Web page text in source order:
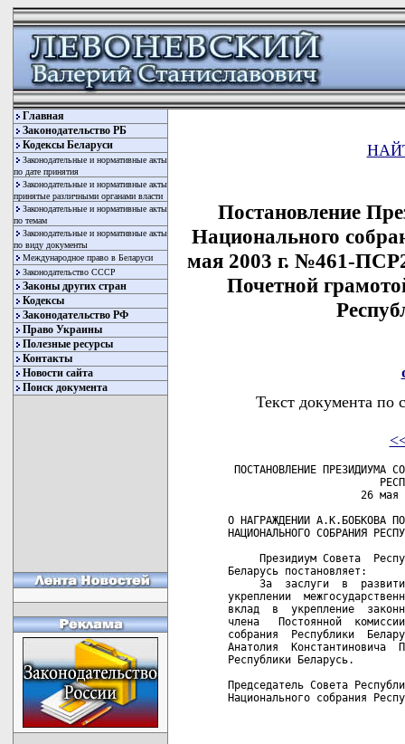
Главная
Законодательство РБ
Кодексы Беларуси
Законодательные и нормативные акты
по дате принятия
Законодательные и нормативные акты
принятые различными органами власти
Законодательные и нормативные акты
по темам
Законодательные и нормативные акты
по виду документы
Международное право в Беларуси
Законодательство СССР
Законы других стран
Кодексы
Законодательство РФ
Право Украины
Полезные ресурсы
Контакты
Новости сайта
Поиск документа
Постановление
Национального
мая 2003 г. №461-
Почетной
Текст документа по
ПОСТАНОВЛЕНИЕ ПРЕЗИДИУМА
26 мая
О НАГРАЖДЕНИИ А.К.БОБКОВА
НАЦИОНАЛЬНОГО СОБРАНИЯ
Президиум Совета
Беларусь постановляет:
За  заслуги  в
укреплении
вклад  в  укрепление
члена   Постоянной
собрания  Республики
Анатолия  Константиновича
Республики Беларусь.
Председатель Совета
Национального собрания